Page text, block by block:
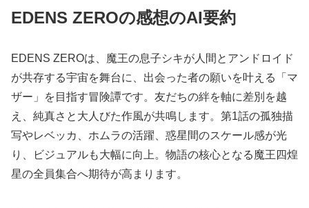
EDENS ZEROの感想のAI要約
EDENS ZEROは、魔王の息子シキが人間とアンドロイド
が共存する宇宙を舞台に、出会った者の願いを叶える「マ
ザー」を目指す冒険譚です。友だちの絆を軸に差別を越
え、純真さと大人びた作風が共鳴します。第1話の孤独描
写やレベッカ、ホムラの活躍、惑星間のスケール感が光
り、ビジュアルも大幅に向上。物語の核心となる魔王四煌
星の全員集合へ期待が高まります。